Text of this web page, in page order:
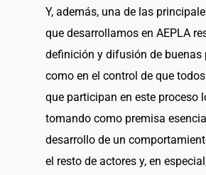
Y, además, una de las
que desarrollamos en AEPLA
definición y difusión de buenas
como en el control de que
que participan en este proceso
tomando como premisa
desarrollo de un
el resto de actores y, en